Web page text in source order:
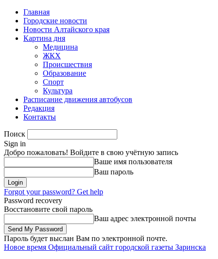
Главная
Городские новости
Новости Алтайского края
Картина дня
Медицина
ЖКХ
Происшествия
Образование
Спорт
Культура
Расписание движения автобусов
Редакция
Контакты
Поиск
Sign in
Добро пожаловать! Войдите в свою учётную запись
Ваше имя пользователя
Ваш пароль
Forgot your password? Get help
Password recovery
Восстановите свой пароль
Ваш адрес электронной почты
Пароль будет выслан Вам по электронной почте.
Новое время Официальный сайт городской газеты Заринска